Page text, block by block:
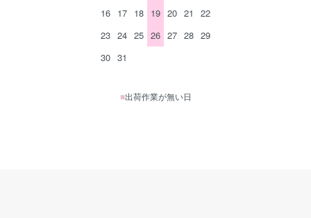
16 17 18 19 20 21
22
23 24 25 26 27 28 29
30 31
■出荷作業が無い日